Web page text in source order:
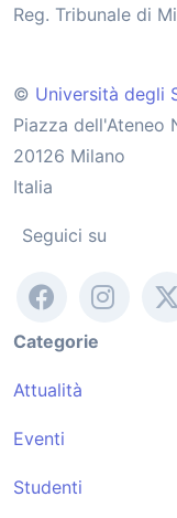
Reg. Tribunale di
© Università degli
Piazza dell'Ateneo
20126 Milano
Italia
Seguici su
Categorie
Attualità
Eventi
Studenti